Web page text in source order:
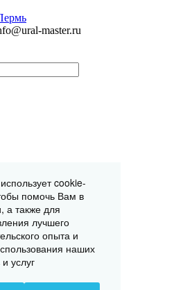
master.ru
cookie-
помочь Вам в
а также для
лучшего
опыта и
наших
услуг